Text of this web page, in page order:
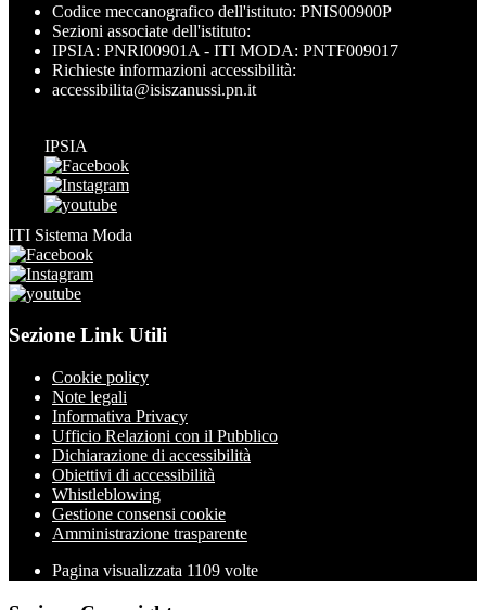
Codice meccanografico dell'istituto: PNIS00900P
Sezioni associate dell'istituto:
IPSIA: PNRI00901A - ITI MODA: PNTF009017
Richieste informazioni accessibilità:
accessibilita@isiszanussi.pn.it
IPSIA
ITI Sistema Moda
Sezione Link Utili
Cookie policy
Note legali
Informativa Privacy
Ufficio Relazioni con il Pubblico
Dichiarazione di accessibilità
Obiettivi di accessibilità
Whistleblowing
Gestione consensi cookie
Amministrazione trasparente
Pagina visualizzata 1109 volte